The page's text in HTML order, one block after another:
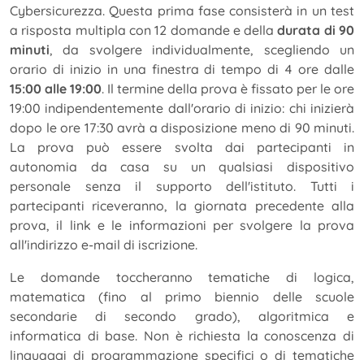
Cybersicurezza. Questa prima fase consisterà in un test
a risposta multipla con 12 domande e delladurata di 90
minuti, da svolgere individualmente, scegliendo un
orario di inizio in una finestra di tempo di 4 ore dalle
15:00 alle 19:00. Il termine della prova è fissato per le ore
19:00 indipendentemente dall'orario di inizio: chi inizierà
dopo le ore 17:30 avrà a disposizione meno di 90 minuti.
La prova può essere svolta dai partecipanti in
autonomia da casa su un qualsiasi dispositivo
personale senza il supporto dell'istituto. Tutti i
partecipanti riceveranno, la giornata precedente alla
prova, il link e le informazioni per svolgere la prova
all'indirizzo e-mail di iscrizione.
Le domande toccheranno tematiche di logica,
matematica (fino al primo biennio delle scuole
secondarie di secondo grado), algoritmica e
informatica di base. Non è richiesta la conoscenza di
linguaggi di programmazione specifici o di tematiche